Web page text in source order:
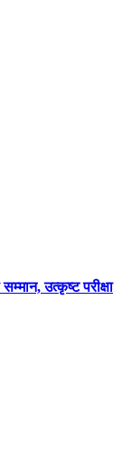
उत्कृष्ट परीक्षा